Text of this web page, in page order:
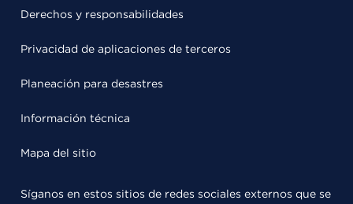
Derechos y responsabilidades
Privacidad de aplicaciones de terceros
Planeación para desastres
Información técnica
Mapa del sitio
Síganos en estos sitios de redes sociales externos que se